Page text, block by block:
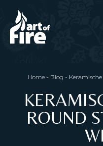
Home- Blog -
ROUND